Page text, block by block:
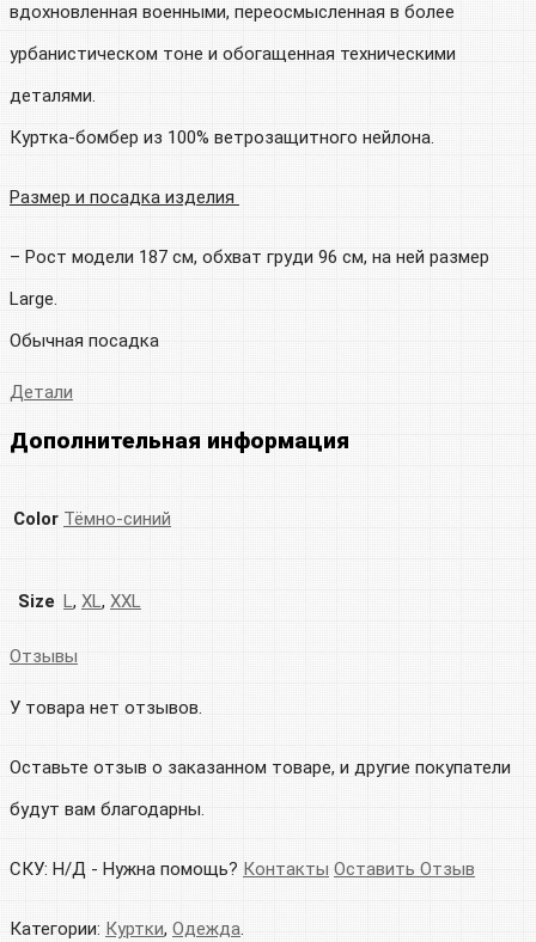
вдохновленная военными, переосмысленная в более
урбанистическом тоне и обогащенная техническими
деталями.
Куртка-бомбер из 100% ветрозащитного нейлона.
Размер и посадка изделия
– Рост модели 187 см, обхват груди 96 см, на ней размер
Large.
Обычная посадка
Детали
Дополнительная информация
Color Тёмно-синий
Size L, XL, XXL
Отзывы
У товара нет отзывов.
Оставьте отзыв о заказанном товаре, и другие покупатели
будут вам благодарны.
СКУ: Н/Д - Нужна помощь? Контакты Оставить Отзыв
Категории: Куртки, Одежда.